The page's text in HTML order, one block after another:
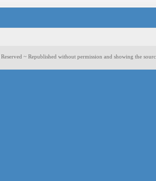
~ Republished without permission and showing the